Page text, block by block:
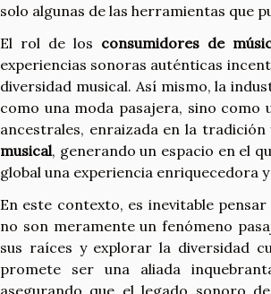
solo algunas de las herramientas que
El rol de los consumidores de
experiencias sonoras auténticas
diversidad musical. Así mismo, la
como una moda pasajera, sino como
ancestrales, enraizada en la
musical, generando un espacio en el
global una experiencia enriquecedora
En este contexto, es inevitable
no son meramente un fenómeno
sus raíces y explorar la diversidad
promete ser una aliada
asegurando que el legado sonoro